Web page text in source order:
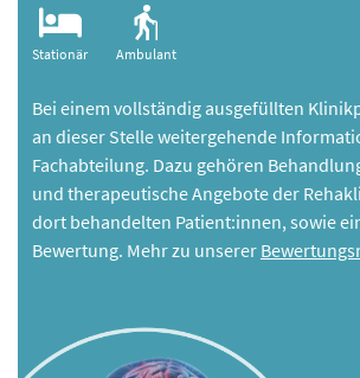
Stationär Ambulant
Bei einem vollständig ausgefüllten
an dieser Stelle weitergehende
Fachabteilung. Dazu gehören
und therapeutische Angebote der
dort behandelten Patient:innen, sowie
Bewertung. Mehr zu unserer